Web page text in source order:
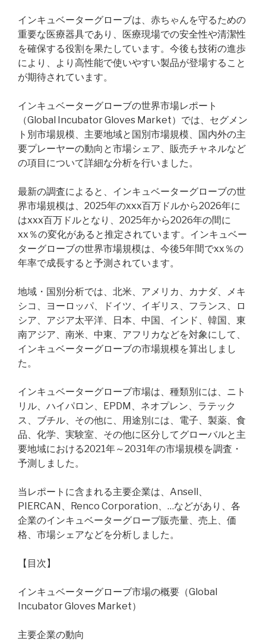
インキュベーターグローブは、赤ちゃんを守るための
重要な医療器具であり、医療現場での安全性や清潔性
を確保する役割を果たしています。今後も技術の進歩
により、より高性能で使いやすい製品が登場すること
が期待されています。
インキュベーターグローブの世界市場レポート
（Global Incubator Gloves Market）では、セグメン
ト別市場規模、主要地域と国別市場規模、国内外の主
要プレーヤーの動向と市場シェア、販売チャネルなど
の項目について詳細な分析を行いました。
最新の調査によると、インキュベーターグローブの世
界市場規模は、2025年のxxx百万ドルから2026年に
はxxx百万ドルとなり、2025年から2026年の間に
xx％の変化があると推定されています。インキュベー
ターグローブの世界市場規模は、今後5年間でxx％の
年率で成長すると予測されています。
地域・国別分析では、北米、アメリカ、カナダ、メキ
シコ、ヨーロッパ、ドイツ、イギリス、フランス、ロ
シア、アジア太平洋、日本、中国、インド、韓国、東
南アジア、南米、中東、アフリカなどを対象にして、
インキュベーターグローブの市場規模を算出しまし
た。
インキュベーターグローブ市場は、種類別には、ニト
リル、ハイパロン、EPDM、ネオプレン、ラテック
ス、ブチル、その他に、用途別には、電子、製薬、食
品、化学、実験室、その他に区分してグローバルと主
要地域における2021年～2031年の市場規模を調査・
予測しました。
当レポートに含まれる主要企業は、Ansell、
PIERCAN、Renco Corporation、…などがあり、各
企業のインキュベーターグローブ販売量、売上、価
格、市場シェアなどを分析しました。
【目次】
インキュベーターグローブ市場の概要（Global
Incubator Gloves Market）
主要企業の動向